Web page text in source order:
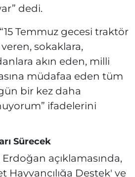
dedi.
Temmuz gecesi traktör
sokaklara,
akın eden, milli
müdafaa eden tüm
bir kez daha
ifadelerini
Sürecek
açıklamasında,
Hayvancılığa Destek' ve